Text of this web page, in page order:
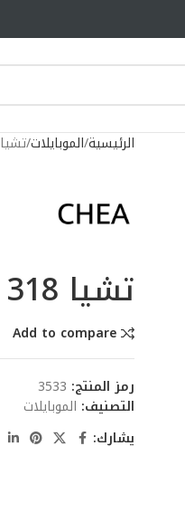
الرئيسية الموبايلاتتشيا 318
تشيا 318
Add to compare
رمز المنتج: 3533
التصنيف: الموبايلات
يشارك: